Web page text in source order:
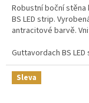
Robustní boční
BS LED strip.
antracitové barvě.
Guttavordach BS
Sleva